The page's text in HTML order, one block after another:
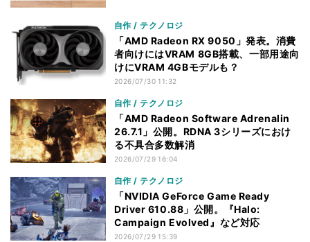
自作 / テクノロジ
「AMD Radeon RX 9050」発表。消費
者向けにはVRAM 8GB搭載、一部用途向
けにVRAM 4GBモデルも？
2026/07/30 11:32
自作 / テクノロジ
「AMD Radeon Software Adrenalin
26.7.1」公開。RDNA 3シリーズにおけ
る不具合多数解消
2026/07/29 16:04
自作 / テクノロジ
「NVIDIA GeForce Game Ready
Driver 610.88」公開。『Halo:
Campaign Evolved』など対応
2026/07/29 15:39